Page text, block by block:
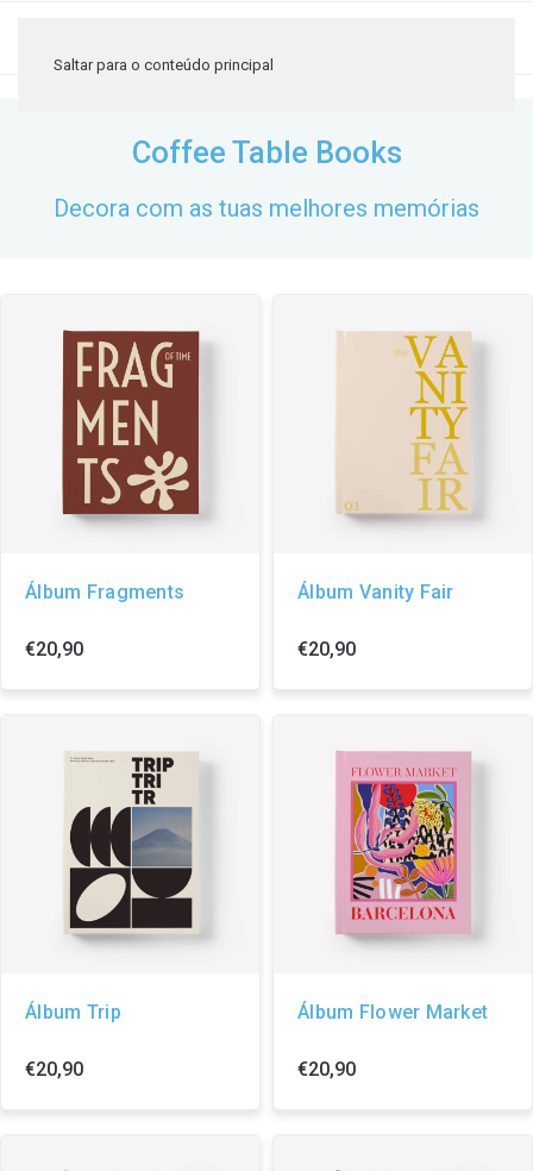
Saltar para o conteúdo principal
Coffee Table Books
Decora com as tuas melhores memórias
Álbum Fragments
€20,90
Álbum Vanity Fair
€20,90
Álbum Trip
€20,90
Álbum Flower Market
€20,90